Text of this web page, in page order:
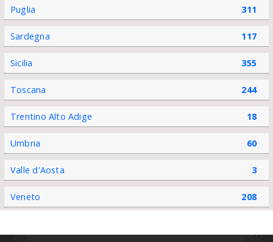
Puglia 311
Sardegna 117
Sicilia 355
Toscana 244
Trentino Alto Adige 18
Umbria 60
Valle d'Aosta 3
Veneto 208